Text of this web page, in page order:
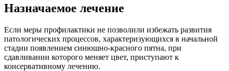
Назначаемое лечение
Если меры профилактики не позволили избежать развития
патологических процессов, характеризующихся в начальной
стадии появлением синюшно-красного пятна, при
сдавливании которого меняет цвет, приступают к
консервативному лечению.